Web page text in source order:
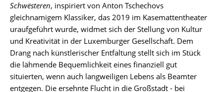
Schwësteren, inspiriert von Anton Tschechovs
gleichnamigem Klassiker, das 2019 im Kasemattentheater
uraufgeführt wurde, widmet sich der Stellung von Kultur
und Kreativität in der Luxemburger Gesellschaft. Dem
Drang nach künstlerischer Entfaltung stellt sich im Stück
die lähmende Bequemlichkeit eines finanziell gut
situierten, wenn auch langweiligen Lebens als Beamter
entgegen. Die ersehnte Flucht in die Großstadt - bei